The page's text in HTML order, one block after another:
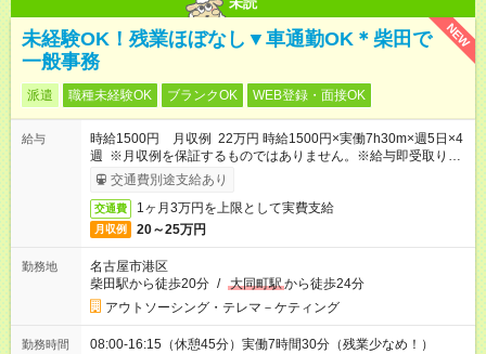
NEW
未経験OK！残業ほぼなし▼車通勤OK＊柴田で
一般事務
派遣 職種未経験OK ブランクOK WEB登録・面接OK
給与
時給1500円 月収例 22万円 時給1500円×実働7h30m×週5日×4
週 ※月収例を保証するものではありません。※給与即受取りサ
ービス利用可（利用条件有）
交通費別途支給あり
交通費 1ヶ月3万円を上限として実費支給
月収例 20～25万円
勤務地
名古屋市港区
柴田駅から徒歩20分 / 大同町駅から徒歩24分
アウトソーシング・テレマ－ケティング
勤務時間 08:00-16:15（休憩45分）実働7時間30分（残業少なめ！）